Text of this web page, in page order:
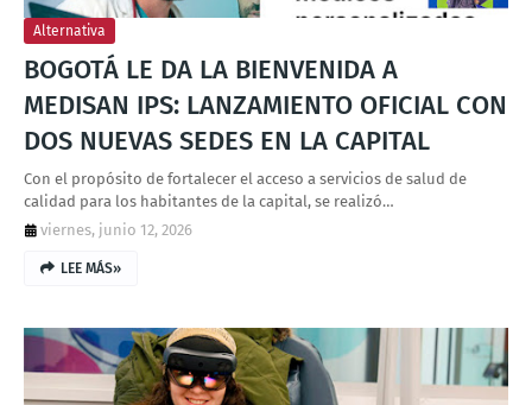
Alternativa
BOGOTÁ LE DA LA BIENVENIDA A
MEDISAN IPS: LANZAMIENTO OFICIAL CON
DOS NUEVAS SEDES EN LA CAPITAL
Con el propósito de fortalecer el acceso a servicios de salud de
calidad para los habitantes de la capital, se realizó…
viernes, junio 12, 2026
LEE MÁS»